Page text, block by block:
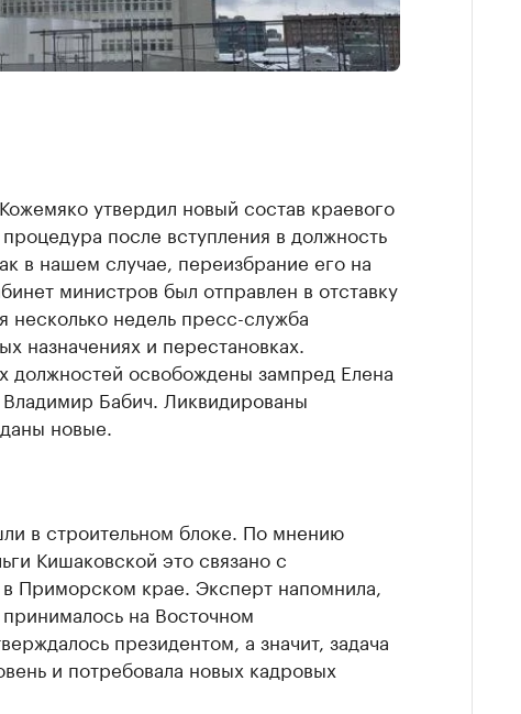
утвердил новый состав краевого
после вступления в должность
в нашем случае, переизбрание его на
министров был отправлен в отставку
несколько недель пресс-служба
назначениях и перестановках.
должностей освобождены зампред Елена
Бабич. Ликвидированы
новые.
в строительном блоке. По мнению
Кишаковской это связано с
Приморском крае. Эксперт напомнила,
на Восточном
президентом, а значит, задача
и потребовала новых кадровых